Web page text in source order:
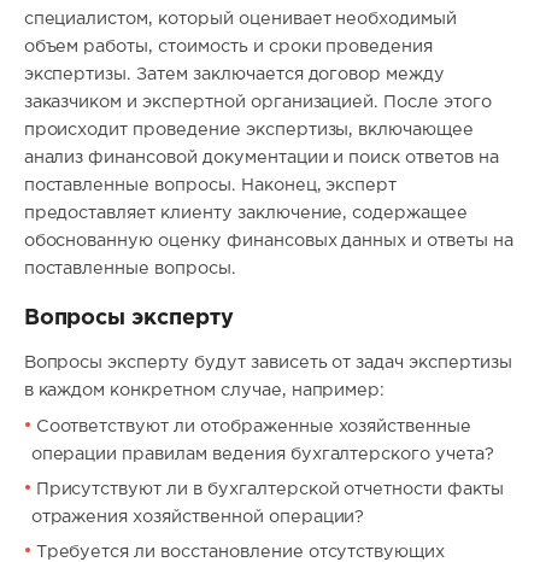
специалистом, который оценивает необходимый
объем работы, стоимость и сроки проведения
экспертизы. Затем заключается договор между
заказчиком и экспертной организацией. После этого
происходит проведение экспертизы, включающее
анализ финансовой документации и поиск ответов на
поставленные вопросы. Наконец, эксперт
предоставляет клиенту заключение, содержащее
обоснованную оценку финансовых данных и ответы на
поставленные вопросы.
Вопросы эксперту
Вопросы эксперту будут зависеть от задач экспертизы
в каждом конкретном случае, например:
Соответствуют ли отображенные хозяйственные
операции правилам ведения бухгалтерского учета?
Присутствуют ли в бухгалтерской отчетности факты
отражения хозяйственной операции?
Требуется ли восстановление отсутствующих